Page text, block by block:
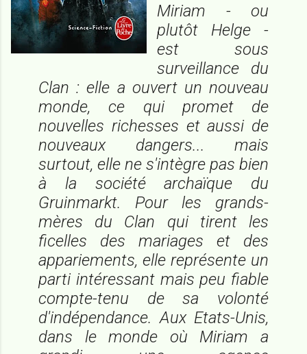
Miriam - ou
plutôt Helge -
est sous
surveillance du
Clan : elle a ouvert un nouveau
monde, ce qui promet de
nouvelles richesses et aussi de
nouveaux dangers... mais
surtout, elle ne s'intègre pas bien
à la société archaïque du
Gruinmarkt. Pour les grands-
mères du Clan qui tirent les
ficelles des mariages et des
appariements, elle représente un
parti intéressant mais peu fiable
compte-tenu de sa volonté
d'indépendance. Aux Etats-Unis,
dans le monde où Miriam a